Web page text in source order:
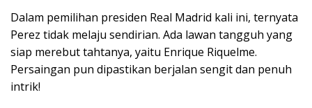
Dalam pemilihan presiden Real Madrid kali ini, ternyata
Perez tidak melaju sendirian. Ada lawan tangguh yang
siap merebut tahtanya, yaitu Enrique Riquelme.
Persaingan pun dipastikan berjalan sengit dan penuh
intrik!